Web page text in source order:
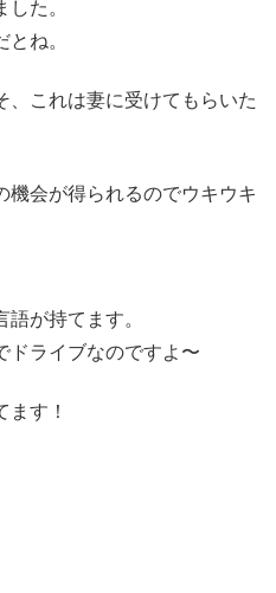
た。
ね。
、これは妻に受けてもらいた
機会が得られるのでウキウキ
が持てます。
ドライブなのですよ〜
す！